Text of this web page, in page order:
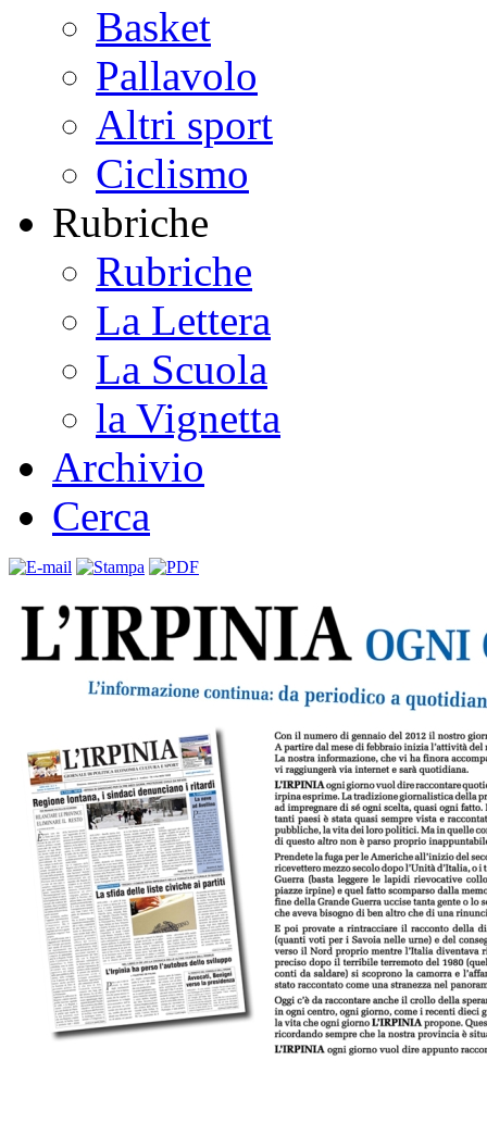
Basket
Pallavolo
Altri sport
Ciclismo
Rubriche
Rubriche
La Lettera
La Scuola
la Vignetta
Archivio
Cerca